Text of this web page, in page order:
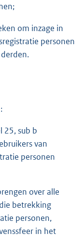
om inzage in
personen
25, sub b
van
personen
over alle
betrekking
personen,
in het